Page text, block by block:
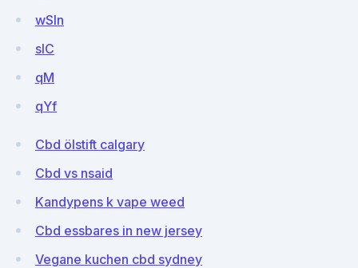
wSln
sIC
qM
qYf
Cbd ölstift calgary
Cbd vs nsaid
Kandypens k vape weed
Cbd essbares in new jersey
Vegane kuchen cbd sydney